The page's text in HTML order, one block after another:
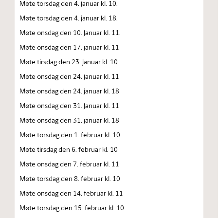
Møte torsdag den 4. januar kl. 10.
Møte torsdag den 4. januar kl. 18.
Møte onsdag den 10. januar kl. 11.
Møte onsdag den 17. januar kl. 11
Møte tirsdag den 23. januar kl. 10
Møte onsdag den 24. januar kl. 11
Møte onsdag den 24. januar kl. 18
Møte onsdag den 31. januar kl. 11
Møte onsdag den 31. januar kl. 18
Møte torsdag den 1. februar kl. 10
Møte tirsdag den 6. februar kl. 10
Møte onsdag den 7. februar kl. 11
Møte torsdag den 8. februar kl. 10
Møte onsdag den 14. februar kl. 11
Møte torsdag den 15. februar kl. 10